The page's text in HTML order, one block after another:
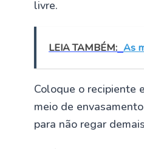
livre.
LEIA TAMBÉM: As
Coloque o recipiente
meio de
para não regar